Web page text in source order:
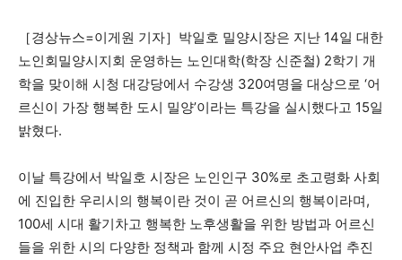
［경상뉴스=이게원 기자］박일호 밀양시장은 지난 14일 대한
노인회밀양시지회 운영하는 노인대학(학장 신준철) 2학기 개
학을 맞이해 시청 대강당에서 수강생 320여명을 대상으로 ‘어
르신이 가장 행복한 도시 밀양’이라는 특강을 실시했다고 15일
밝혔다.
이날 특강에서 박일호 시장은 노인인구 30%로 초고령화 사회
에 진입한 우리시의 행복이란 것이 곧 어르신의 행복이라며,
100세 시대 활기차고 행복한 노후생활을 위한 방법과 어르신
들을 위한 시의 다양한 정책과 함께 시정 주요 현안사업 추진